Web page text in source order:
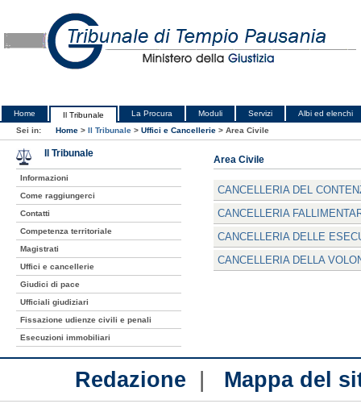
Home Il Tribunale La Procura Moduli Servizi
Albi ed elenchi
Sei in:
Home > Il Tribunale > Uffici e Cancellerie > Area Civile
Area Civile
CANCELLERIA DEL
CANCELLERIA
CANCELLERIA DELLE
CANCELLERIA DELLA
Il Tribunale
Informazioni
Come raggiungerci
Contatti
Competenza territoriale
Magistrati
Uffici e cancellerie
Giudici di pace
Ufficiali giudiziari
Fissazione udienze civili e penali
Esecuzioni immobiliari
Redazione | Mappa del